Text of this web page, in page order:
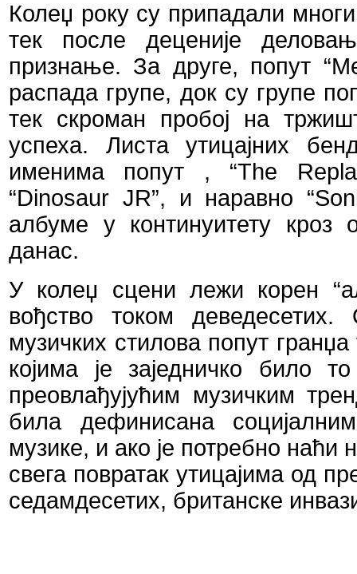
Колеџ року су припадали
тек после деценије
признање. За друге, попут “
распада групе, док су групе
тек скроман пробој на
успеха. Листа утицајних
именима попут , “The
“Dinosaur JR”, и наравно “
албуме у континуитету
данас.
У колеџ сцени лежи корен “
вођство током
музичких стилова попут
којима је заједничко било
преовлађујућим музичким
била дефинисана
музике, и ако је потребно наћи
свега повратак утицајима од
седамдесетих, британске